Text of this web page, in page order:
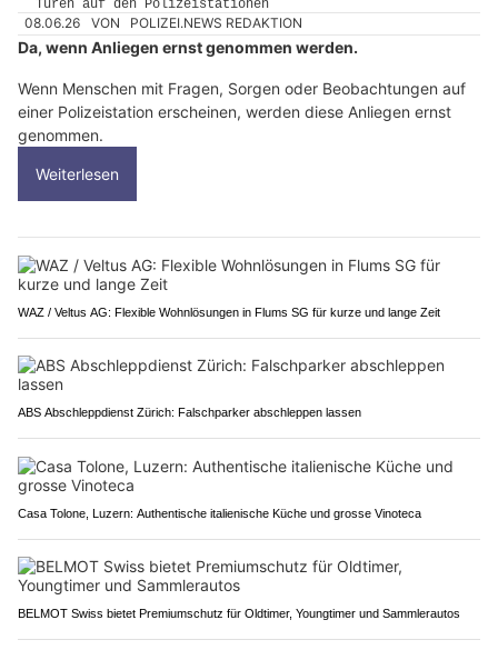
08.06.26 VON POLIZEI.NEWS REDAKTION
Da, wenn Anliegen ernst genommen werden.
Wenn Menschen mit Fragen, Sorgen oder Beobachtungen auf
einer Polizeistation erscheinen, werden diese Anliegen ernst
genommen.
Weiterlesen
WAZ / Veltus AG: Flexible Wohnlösungen in Flums SG für kurze und lange Zeit
ABS Abschleppdienst Zürich: Falschparker abschleppen lassen
Casa Tolone, Luzern: Authentische italienische Küche und grosse Vinoteca
BELMOT Swiss bietet Premiumschutz für Oldtimer, Youngtimer und Sammlerautos